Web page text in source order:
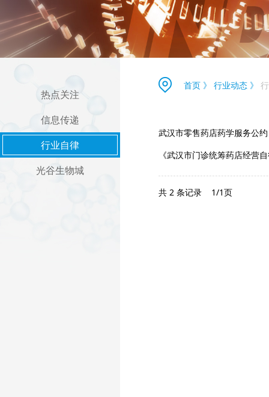
入会须知
协会新闻
热点关注
信息传递
行业自律
光谷生物城
首页 》 行业动态 》
武汉市零售药店药学服务公约
《武汉市门诊统筹药店经营
共 2 条记录 1/1页